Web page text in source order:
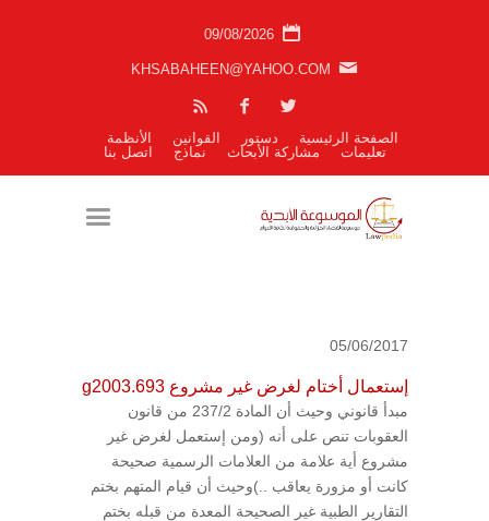
09/08/2026
KHSABAHEEN@YAHOO.COM
الصفحة الرئيسية دستور القوانين
الأنظمة
تعليمات
مشاركة الأبحاث نماذج اتصل بنا
05/06/2017
إستعمال أختام لغرض غير مشروع g2003.693
مبدأ قانوني وحيث أن المادة 237/2 من قانون
العقوبات تنص على أنه (ومن إستعمل لغرض غير
مشروع أية علامة من العلامات الرسمية صحيحة
كانت أو مزورة يعاقب ..)وحيث أن قيام المتهم بختم
التقارير الطبية غير الصحيحة المعدة من قبله بختم